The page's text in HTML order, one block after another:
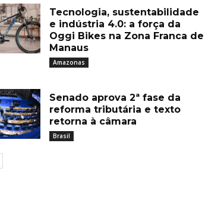
Tecnologia, sustentabilidade
e indústria 4.0: a força da
Oggi Bikes na Zona Franca de
Manaus
Amazonas
Senado aprova 2ª fase da
reforma tributária e texto
retorna à câmara
Brasil